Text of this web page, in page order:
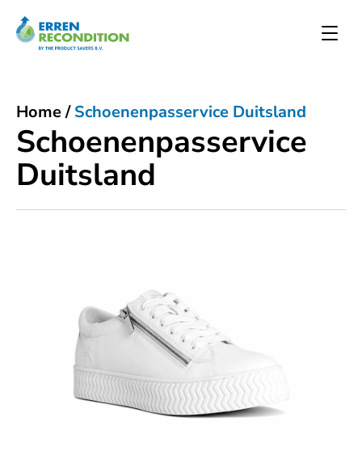
Schoenenpasservice
Duitsland
Home/Schoenenpasservice Duitsland